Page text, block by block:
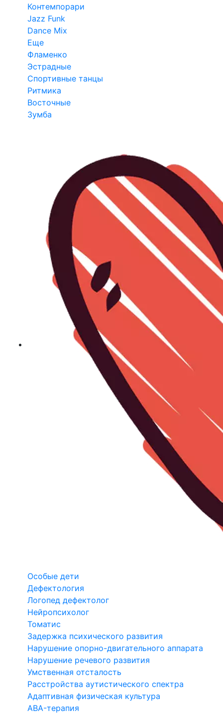
Контемпорари
Jazz Funk
Dance Mix
Еще
Фламенко
Эстрадные
Спортивные танцы
Ритмика
Восточные
Зумба
Особые дети
Дефектология
Логопед дефектолог
Нейропсихолог
Томатис
Задержка психического развития
Нарушение опорно-двигательного аппарата
Нарушение речевого развития
Умственная отсталость
Расстройства аутистического спектра
Адаптивная физическая культура
ABA-терапия